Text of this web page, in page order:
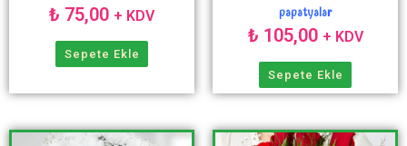
₺ 75,00 + KDV
Sepete Ekle
papatyalar
₺ 105,00 + KDV
Sepete Ekle